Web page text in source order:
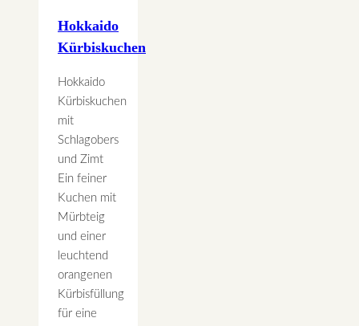
Hokkaido
Kürbiskuchen
Hokkaido
Kürbiskuchen
mit
Schlagobers
und Zimt
Ein feiner
Kuchen mit
Mürbteig
und einer
leuchtend
orangenen
Kürbisfüllung
für eine